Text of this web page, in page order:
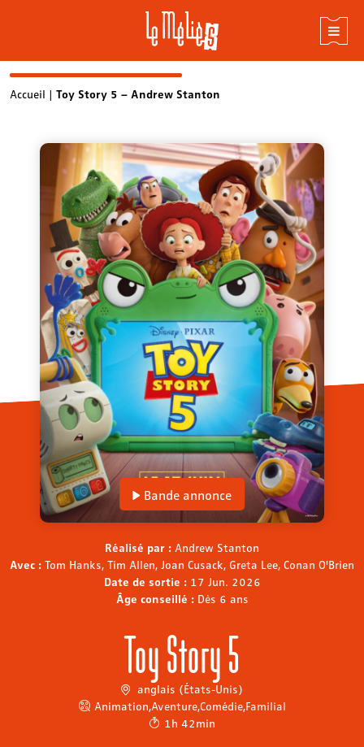
SkipAccueil | Toy Story 5 – Andrew Stanton
Bande annonce
Réalisé par : Andrew Stanton
Avec : Tom Hanks, Tim Allen, Joan Cusack, Greta Lee, Conan O'Brien
Date de sortie : 17 Jun. 2026
Âge conseillé : Dès 6 ans
Toy Story 5
anglais (États-Unis)
Animation,Aventure,Comédie,Familial
1h 42min